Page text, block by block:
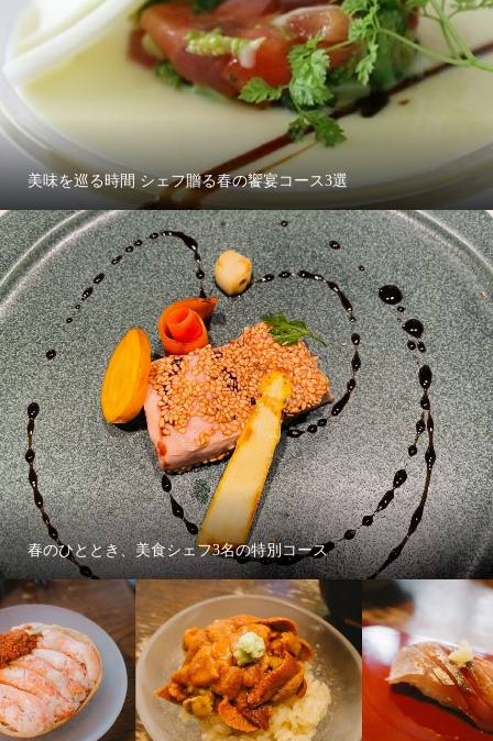
美味を巡る時間 シェフ贈る春の饗宴コース3選
春のひととき、美食シェフ3名の特別コース